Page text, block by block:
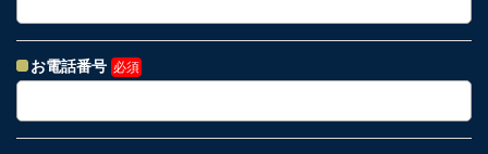
お電話番号 必須